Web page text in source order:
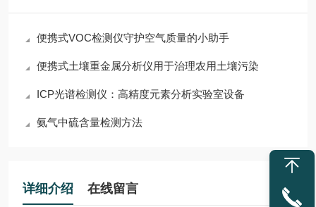
便携式VOC检测仪守护空气质量的小助手
便携式土壤重金属分析仪用于治理农用土壤污染
ICP光谱检测仪：高精度元素分析实验室设备
氨气中硫含量检测方法
详细介绍 在线留言